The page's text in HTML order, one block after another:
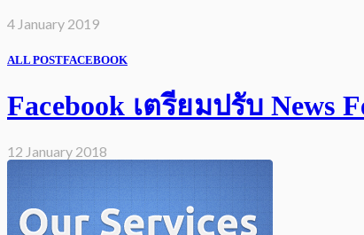
4 January 2019
ALL POSTFACEBOOK
Facebook เตรียมปรับ
12 January 2018